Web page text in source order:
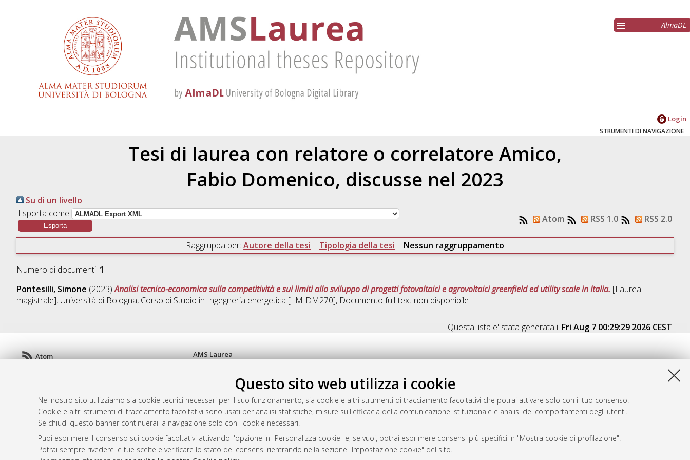
Questo sito web utilizza i cookie
Nel nostro sito utilizziamo sia cookie tecnici necessari per il suo funzionamento, sia cookie e altri strumenti di tracciamento facoltativi che potrai attivare solo con il tuo consenso.
Cookie e altri strumenti di tracciamento facoltativi sono usati per analisi statistiche, misure sull'efficacia della comunicazione istituzionale e analisi dei comportamenti degli utenti.
Se chiudi questo banner continuerai la navigazione solo con i cookie necessari.
Puoi esprimere il consenso sui cookie facoltativi attivando l'opzione in "Personalizza cookie" e, se vuoi, potrai esprimere consensi più specifici in "Mostra cookie di profilazione".
Potrai sempre rivedere le tue scelte e verificare lo stato dei consensi rientrando nella sezione "Impostazione cookie" del sito.
AlmaDL
Login
STRUMENTI DI NAVIGAZIONE
Tesi di laurea con relatore o correlatore Amico,
Fabio Domenico, discusse nel 2023
Su di un livello
Esporta come
Atom RSS 1.0 RSS 2.0
Raggruppa per: Autore della tesi | Tipologia della tesi | Nessun raggruppamento
Numero di documenti: 1.
Pontesilli, Simone (2023)Analisi tecnico-economica sulla competitività e sui limiti allo sviluppo di progetti fotovoltaici e agrovoltaici greenfield ed utility scale in Italia. [Laurea
magistrale], Università di Bologna, Corso di Studio in Ingegneria energetica [LM-DM270], Documento full-text non disponibile
Questa lista e' stata generata il Fri Aug 7 00:29:29 2026 CEST.
Atom
AMS Laurea
Impostazioni Cookie
Informativa sulla privacy
Condizioni d’uso del sito
© ALMA MATER STUDIORUM - Università di Bologna, 2007-2026.